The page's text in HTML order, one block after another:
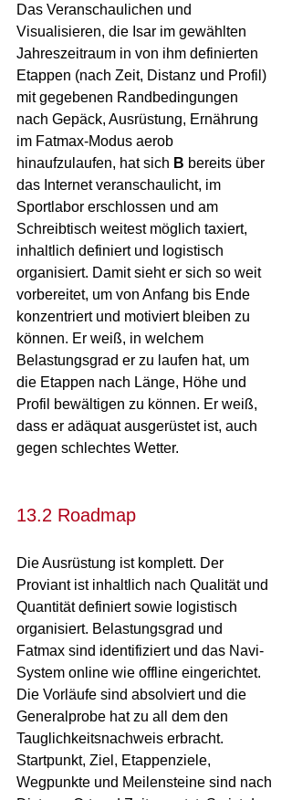
Das Veranschaulichen und
Visualisieren, die Isar im gewählten
Jahreszeitraum in von ihm definierten
Etappen (nach Zeit, Distanz und Profil)
mit gegebenen Randbedingungen
nach Gepäck, Ausrüstung, Ernährung
im Fatmax-Modus aerob
hinaufzulaufen, hat sich B bereits über
das Internet veranschaulicht, im
Sportlabor erschlossen und am
Schreibtisch weitest möglich taxiert,
inhaltlich definiert und logistisch
organisiert. Damit sieht er sich so weit
vorbereitet, um von Anfang bis Ende
konzentriert und motiviert bleiben zu
können. Er weiß, in welchem
Belastungsgrad er zu laufen hat, um
die Etappen nach Länge, Höhe und
Profil bewältigen zu können. Er weiß,
dass er adäquat ausgerüstet ist, auch
gegen schlechtes Wetter.
13.2 Roadmap
Die Ausrüstung ist komplett. Der
Proviant ist inhaltlich nach Qualität und
Quantität definiert sowie logistisch
organisiert. Belastungsgrad und
Fatmax sind identifiziert und das Navi-
System online wie offline eingerichtet.
Die Vorläufe sind absolviert und die
Generalprobe hat zu all dem den
Tauglichkeitsnachweis erbracht.
Startpunkt, Ziel, Etappenziele,
Wegpunkte und Meilensteine sind nach